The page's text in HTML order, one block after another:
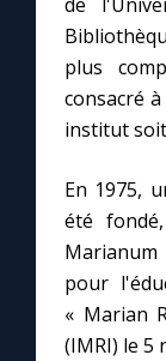
Marie qui
Me
Une Minute
Une neuvaine
plus
consacré
institut
En 1975,
été
pour
« Marian
(IMRI) le 5